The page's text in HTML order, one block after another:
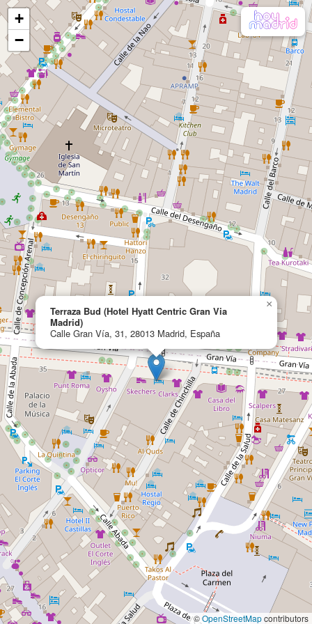
Terraza Bud (Hotel Hyatt Centric Gran Via
Madrid)
Calle Gran Vía, 31, 28013 Madrid, España
×
+
−
©OpenStreetMapcontributors